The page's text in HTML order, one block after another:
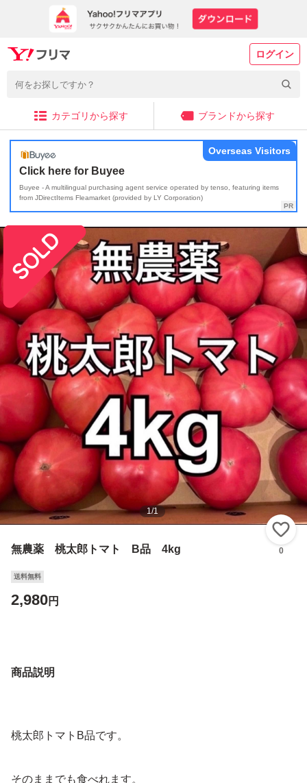
ログイン
カテゴリから探す ブランドから探す
Click here for Buyee
Buyee - A multilingual purchasing agent service operated by tenso, featuring items
from JDirectItems Fleamarket (provided by LY Corporation)
Overseas Visitors
1/1
無農薬 桃太郎トマト B品 4kg 0
送料無料
2,980円
商品説明
桃太郎トマトB品です。
そのままでも食べれます。